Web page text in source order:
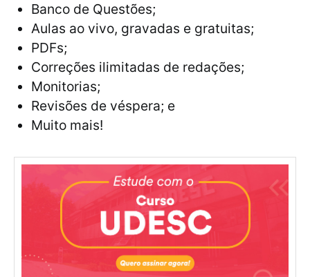
Banco de Questões;
Aulas ao vivo, gravadas e gratuitas;
PDFs;
Correções ilimitadas de redações;
Monitorias;
Revisões de véspera; e
Muito mais!